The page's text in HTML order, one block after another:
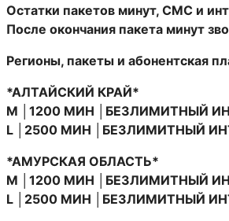
Остатки пакетов минут, СМС и
После окончания пакета минут
Регионы, пакеты и абонентская
*АЛТАЙСКИЙ КРАЙ*
M │1200 МИН │БЕЗЛИМИТНЫЙ
L │2500 МИН │БЕЗЛИМИТНЫЙ
*АМУРСКАЯ ОБЛАСТЬ*
M │1200 МИН │БЕЗЛИМИТНЫЙ
L │2500 МИН │БЕЗЛИМИТНЫЙ